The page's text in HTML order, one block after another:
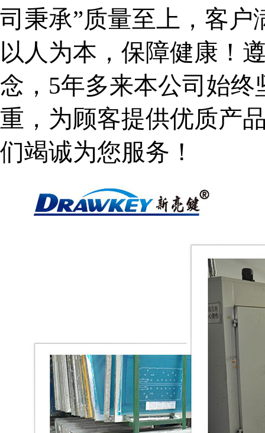
司秉承”质量至上，客
以人为本，保障健康！
念，5年多来本公司始
重，为顾客提供优质产
们竭诚为您服务！